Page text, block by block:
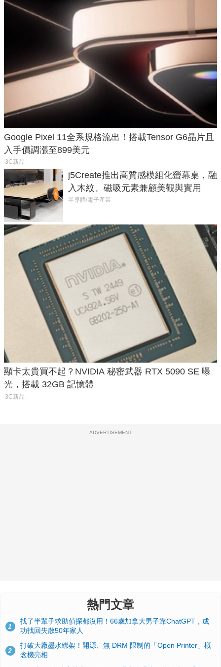
Google Pixel 11全系規格流出！搭載Tensor G6晶片且
入手價調漲至899美元
3C新品
j5Create推出高質感模組化螢幕桌，融
入木紋、磁吸元素兼顧美觀與實用
半導體/電子產業
顯卡太貴買不起？NVIDIA 秘密武器 RTX 5090 SE 曝
光，搭載 32GB 記憶體
3C新品
ADVERTISEMENT
熱門文章
1
找了半輩子求助偵探都沒用！66歲加拿大男子靠ChatGPT，成
功找回失散50年家人
2
打破大廠墨水綁架！開源、無 DRM 限制的「Open Printer」概
念機亮相